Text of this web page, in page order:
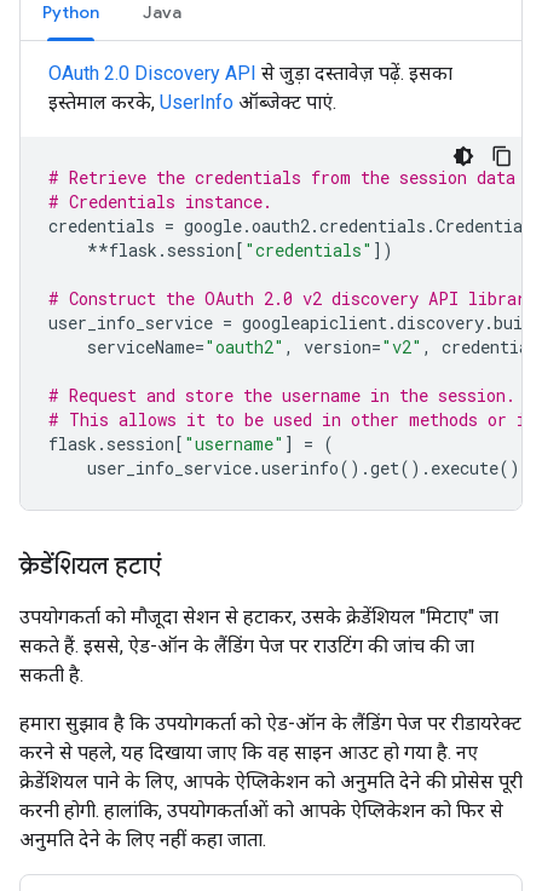
Python Java
OAuth 2.0 Discovery API से जुड़ा दस्तावेज़ पढ़ें. इसका
इस्तेमाल करके, UserInfo ऑब्जेक्ट पाएं.
# Retrieve the credentials from the session data
# Credentials instance.
credentials = google.oauth2.credentials .Credentials
**flask . session[ "credentials" ])
# Construct the OAuth 2.0 v2 discovery API
user_info_service = googleapiclient.discovery.build
serviceName="oauth2" , version="v2" ,
# Request and store the username in the session.
# This allows it to be used in other methods or in
flask . session[ "username" ] = (
user_info_service.userinfo() .get() . execute()
क्रेडेंशियल हटाएं
उपयोगकर्ता को मौजूदा सेशन से हटाकर, उसके क्रेडेंशियल "मिटाए" जा
सकते हैं. इससे, ऐड-ऑन के लैंडिंग पेज पर राउटिंग की जांच की जा
सकती है.
हमारा सुझाव है कि उपयोगकर्ता को ऐड-ऑन के लैंडिंग पेज पर रीडायरेक्ट
करने से पहले, यह दिखाया जाए कि वह साइन आउट हो गया है. नए
क्रेडेंशियल पाने के लिए, आपके ऐप्लिकेशन को अनुमति देने की प्रोसेस पूरी
करनी होगी. हालांकि, उपयोगकर्ताओं को आपके ऐप्लिकेशन को फिर से
अनुमति देने के लिए नहीं कहा जाता.